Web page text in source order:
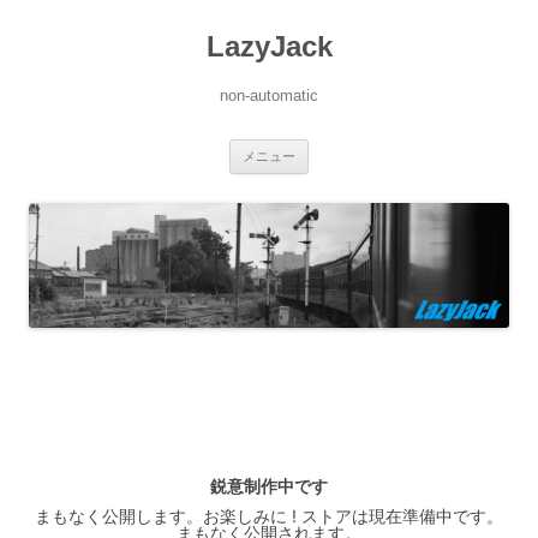
LazyJack
non-automatic
メニュー
ツ
へ
ス
キ
ッ
プ
鋭意制作中です
まもなく公開します。お楽しみに ! ストアは現在準備中です。
まもなく公開されます。